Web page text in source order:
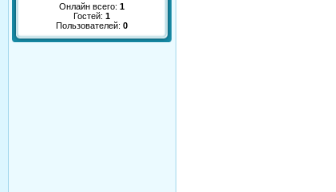
Онлайн всего: 1
Гостей: 1
Пользователей: 0